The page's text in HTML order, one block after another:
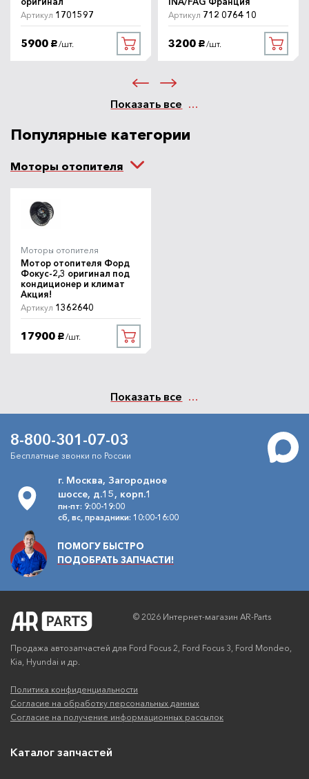
Артикул 1701597
5900 руб. /шт.
Артикул 712 0764 10
3200 руб. /шт.
Показать все
Популярные категории
Моторы отопителя
Моторы отопителя
Мотор отопителя Форд
Фокус-2,3 оригинал под
кондиционер и климат
Акция!
Артикул 1362640
17900 руб. /шт.
Показать все
8-800-301-07-03
Бесплатные звонки по России
г. Москва, Загородное
шоссе, д.15, корп.1
пн-пт: 9:00-19:00
сб, вс, праздники: 10:00-16:00
ПОМОГУ БЫСТРО
ПОДОБРАТЬ ЗАПЧАСТИ!
© 2026 Интернет-магазин AR-Parts
Продажа автозапчастей для Ford Focus 2, Ford Focus 3, Ford Mondeo,
Kia, Hyundai и др.
Политика конфиденциальности
Согласие на обработку персональных данных
Согласие на получение информационных рассылок
Каталог запчастей